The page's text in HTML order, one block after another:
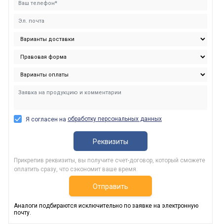
Я согласен на обработку персональных данных
Реквизиты
Прикрепив реквизиты, вы получите счет-договор, который сможете
оплатить сразу, что сэкономит ваше время.
Отправить
Аналоги подбираются исключительно по заявке на электронную
почту.